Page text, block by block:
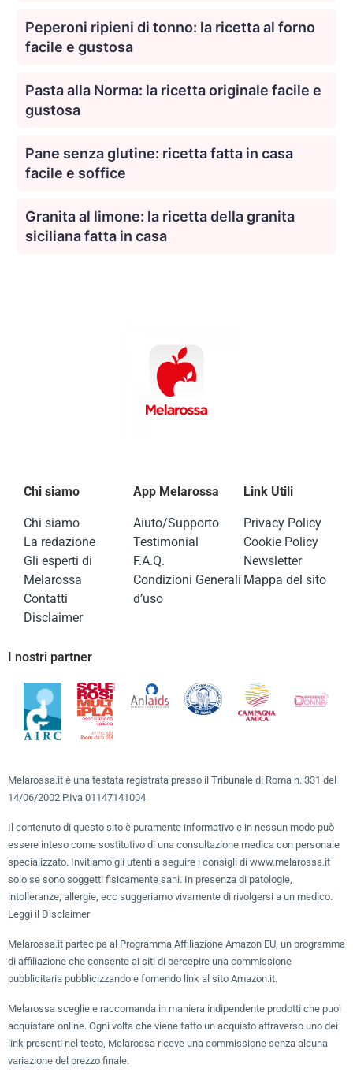
Peperoni ripieni di tonno: la ricetta al forno
facile e gustosa
Pasta alla Norma: la ricetta originale facile e
gustosa
Pane senza glutine: ricetta fatta in casa
facile e soffice
Granita al limone: la ricetta della granita
siciliana fatta in casa
Chi siamo
Chi siamo
La redazione
Gli esperti di
Melarossa
Contatti
Disclaimer
App Melarossa
Aiuto/Supporto
Testimonial
F.A.Q.
Condizioni Generali
d’uso
Link Utili
Privacy Policy
Cookie Policy
Newsletter
Mappa del sito
I nostri partner
Melarossa.it è una testata registrata presso il Tribunale di Roma n. 331 del
14/06/2002 P.Iva 01147141004
Il contenuto di questo sito è puramente informativo e in nessun modo può
essere inteso come sostitutivo di una consultazione medica con personale
specializzato. Invitiamo gli utenti a seguire i consigli di www.melarossa.it
solo se sono soggetti fisicamente sani. In presenza di patologie,
intolleranze, allergie, ecc suggeriamo vivamente di rivolgersi a un medico.
Leggi il Disclaimer
Melarossa.it partecipa al Programma Affiliazione Amazon EU, un programma
di affiliazione che consente ai siti di percepire una commissione
pubblicitaria pubblicizzando e fornendo link al sito Amazon.it.
Melarossa sceglie e raccomanda in maniera indipendente prodotti che puoi
acquistare online. Ogni volta che viene fatto un acquisto attraverso uno dei
link presenti nel testo, Melarossa riceve una commissione senza alcuna
variazione del prezzo finale.